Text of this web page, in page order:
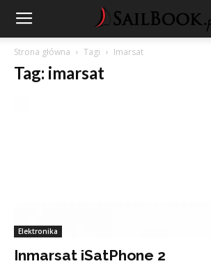
Strona główna Tagi Imarsat
Tag: imarsat
Elektronika
Inmarsat iSatPhone 2